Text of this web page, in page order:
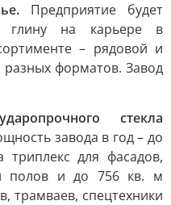
Предприятие будет
глину на карьере в
– рядовой и
форматов. Завод
стекла
завода в год – до
триплекс для фасадов,
полов и до 756 кв. м
трамваев, спецтехники